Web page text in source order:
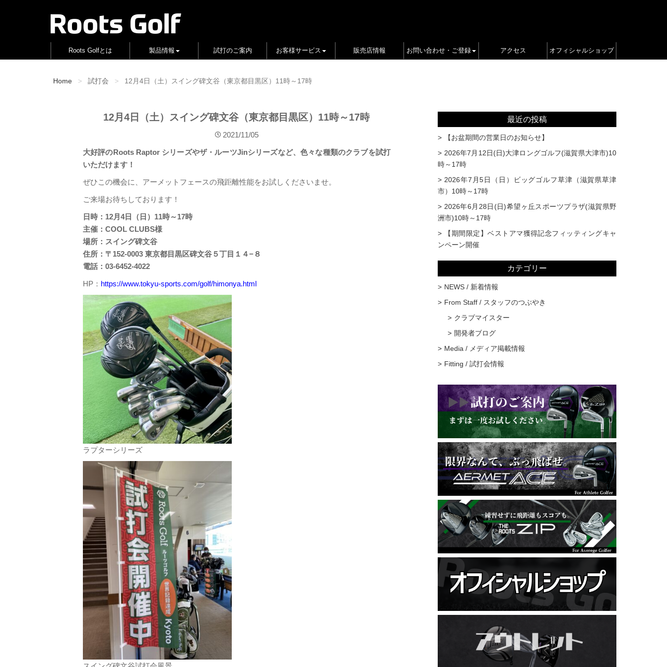
Roots Golfとは 製品情報 試打のご案内 お客様サービス 販売店情報 お問い合わせ・ご登録 アクセス オフィシャルショップ
Home 試打会 12月4日（土）スイング碑文谷（東京都目黒区）11時～17時
12月4日（土）スイング碑文谷（東京都目黒区）11時～17時
2021/11/05
大好評のRoots Raptor シリーズやザ・ルーツJinシリーズなど、色々な種類のクラブを試打
いただけます！
ぜひこの機会に、アーメットフェースの飛距離性能をお試しくださいませ。
ご来場お待ちしております！
日時：12月4日（日）11時～17時
主催：COOL CLUBS様
場所：スイング碑文谷
住所：〒152-0003 東京都目黒区碑文谷５丁目１４−８
電話：03-6452-4022
HP： https://www.tokyu-sports.com/golf/himonya.html
ラプターシリーズ
最近の投稿
【お盆期間の営業日のお知らせ】
2026年7月12日(日)大津ロングゴルフ(滋賀県大津市)10
時～17時
2026年7月5日（日）ビッグゴルフ草津（滋賀県草津
市）10時～17時
2026年6月28日(日)希望ヶ丘スポーツプラザ(滋賀県野
洲市)10時～17時
【期間限定】ベストアマ獲得記念フィッティングキャ
ンペーン開催
カテゴリー
NEWS / 新着情報
From Staff / スタッフのつぶやき
クラブマイスター
開発者ブログ
Media / メディア掲載情報
Fitting / 試打会情報